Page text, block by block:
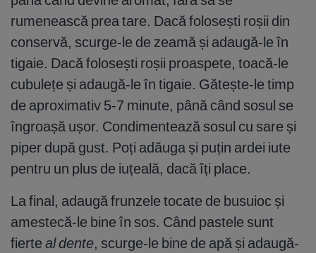
rumenească prea tare. Dacă folosești roșii din
conservă, scurge-le de zeamă și adaugă-le în
tigaie. Dacă folosești roșii proaspete, toacă-le
cubulețe și adaugă-le în tigaie. Gătește-le timp
de aproximativ 5-7 minute, până când sosul se
îngroașă ușor. Condimentează sosul cu sare și
piper după gust. Poți adăuga și puțin ardei iute
pentru un plus de iuțeală, dacă îți place.
La final, adaugă frunzele tocate de busuioc și
amestecă-le bine în sos. Când pastele sunt
fierte al dente, scurge-le bine de apă și adaugă-